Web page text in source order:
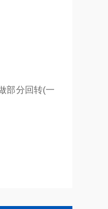
部分回转(一